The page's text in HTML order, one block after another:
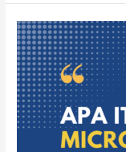
Apa
itu
Microsoft
Power
BI